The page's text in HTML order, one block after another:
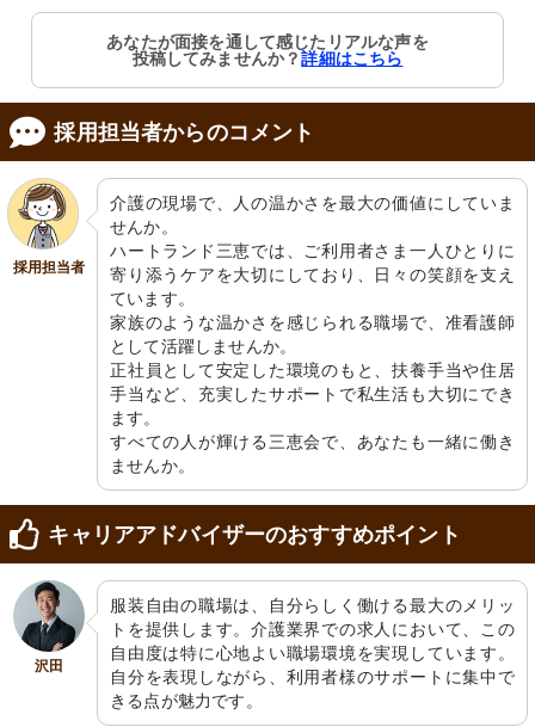
あなたが面接を通して感じたリアルな声を
投稿してみませんか？詳細はこちら
採用担当者からのコメント
採用担当者
介護の現場で、人の温かさを最大の価値にしていま
せんか。
ハートランド三恵では、ご利用者さま一人ひとりに
寄り添うケアを大切にしており、日々の笑顔を支え
ています。
家族のような温かさを感じられる職場で、准看護師
として活躍しませんか。
正社員として安定した環境のもと、扶養手当や住居
手当など、充実したサポートで私生活も大切にでき
ます。
すべての人が輝ける三恵会で、あなたも一緒に働き
ませんか。
キャリアアドバイザーのおすすめポイント
沢田
服装自由の職場は、自分らしく働ける最大のメリッ
トを提供します。介護業界での求人において、この
自由度は特に心地よい職場環境を実現しています。
自分を表現しながら、利用者様のサポートに集中で
きる点が魅力です。